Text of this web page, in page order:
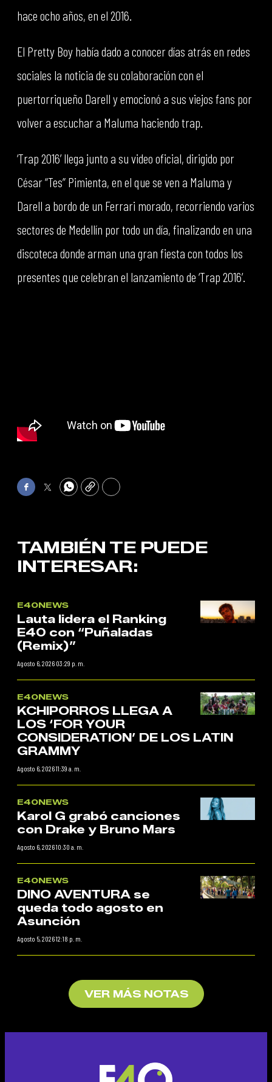
hace ocho años, en el 2016.
El Pretty Boy había dado a conocer días atrás en redes
sociales la noticia de su colaboración con el
puertorriqueño Darell y emocionó a sus viejos fans por
volver a escuchar a Maluma haciendo trap.
‘Trap 2016’ llega junto a su video oficial, dirigido por
César “Tes” Pimienta, en el que se ven a Maluma y
Darell a bordo de un Ferrari morado, recorriendo varios
sectores de Medellín por todo un día, finalizando en una
discoteca donde arman una gran fiesta con todos los
presentes que celebran el lanzamiento de ‘Trap 2016’.
FacebookTwitterWhatsApp
Copy Print
TAMBIÉN TE PUEDE
INTERESAR:
E40NEWS
Lauta lidera el Ranking
E40 con “Puñaladas
(Remix)”
Agosto 6, 2026 03:29 p. m.
E40NEWS
KCHIPORROS LLEGA A
LOS ‘FOR YOUR
CONSIDERATION’ DE LOS LATIN
GRAMMY
Agosto 6, 2026 11:39 a. m.
E40NEWS
Karol G grabó canciones
con Drake y Bruno Mars
Agosto 6, 2026 10:30 a. m.
E40NEWS
DINO AVENTURA se
queda todo agosto en
Asunción
Agosto 5, 2026 12:18 p. m.
VER MÁS NOTAS